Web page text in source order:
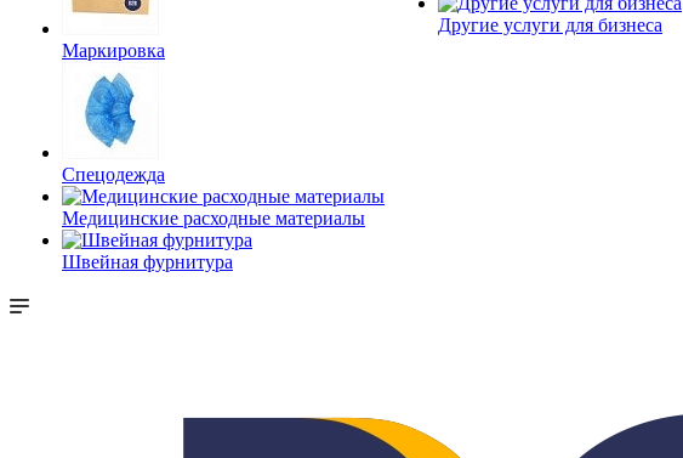
Маркировка
Спецодежда
Медицинские расходные материалы
Швейная фурнитура
Другие услуги для бизнеса